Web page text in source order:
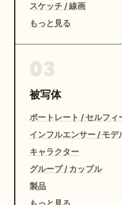
スケッチ / 線画
もっと見る
被写体
ポートレート / セルフィ
インフルエンサー / モデ
キャラクター
グループ / カップル
製品
もっと見る